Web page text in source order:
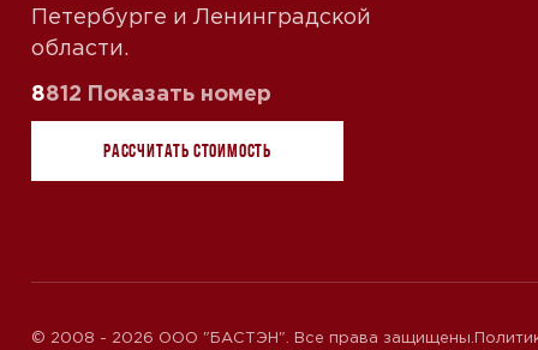
Петербурге и Ленинградской
области.
8812 Показать номер
Рассчитать стоимость
© 2008 - 2026 ООО "БАСТЭН". Все права защищены.